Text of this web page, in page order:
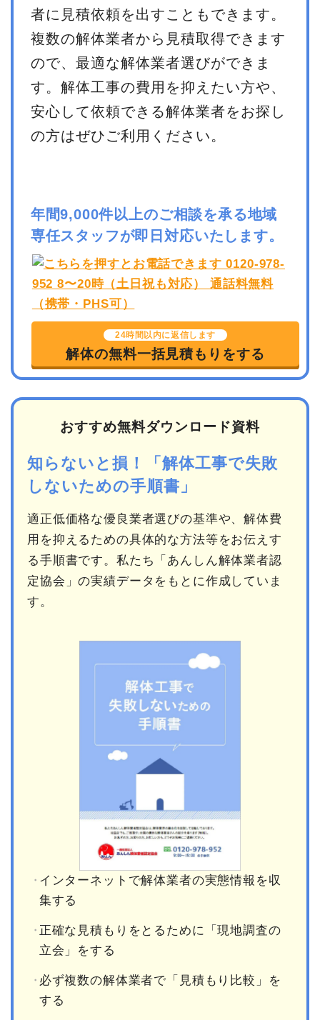
者に見積依頼を出すこともできます。
複数の解体業者から見積取得できます
ので、最適な解体業者選びができま
す。解体工事の費用を抑えたい方や、
安心して依頼できる解体業者をお探し
の方はぜひご利用ください。
年間9,000件以上のご相談を承る地域
専任スタッフが即日対応いたします。
24時間以内に返信します
解体の無料一括見積もりをする
おすすめ無料ダウンロード資料
知らないと損！「解体工事で失敗
しないための手順書」
適正低価格な優良業者選びの基準や、解体費
用を抑えるための具体的な方法等をお伝えす
る手順書です。私たち「あんしん解体業者認
定協会」の実績データをもとに作成していま
す。
インターネットで解体業者の実態情報を収
集する
正確な見積もりをとるために「現地調査の
立会」をする
必ず複数の解体業者で「見積もり比較」を
する